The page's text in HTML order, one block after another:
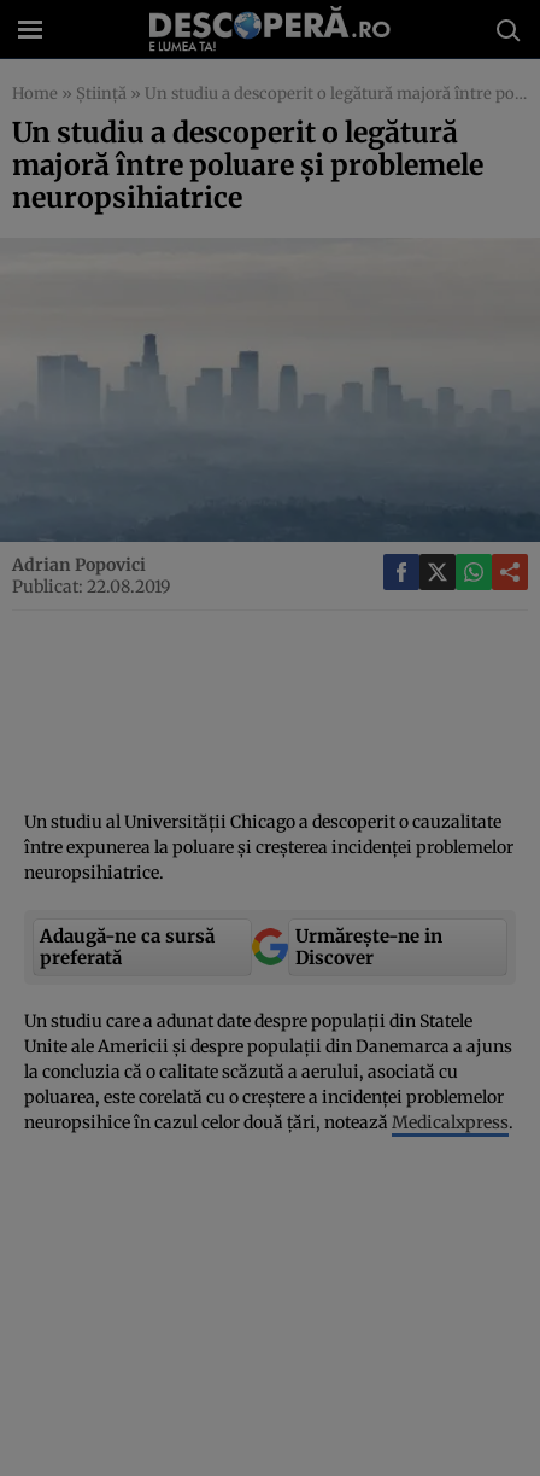
Home » Știință » Un studiu a descoperit o legătură majoră între poluare şi problemele neuropsihiatrice
Un studiu a descoperit o legătură
majoră între poluare şi problemele
neuropsihiatrice
Adrian Popovici
Publicat: 22.08.2019
Un studiu al Universităţii Chicago a descoperit o cauzalitate
între expunerea la poluare şi creşterea incidenţei problemelor
neuropsihiatrice.
Adaugă-ne ca sursă
preferată
Urmărește-ne in
Discover
Un studiu care a adunat date despre populaţii din Statele
Unite ale Americii şi despre populaţii din Danemarca a ajuns
la concluzia că o calitate scăzută a aerului, asociată cu
poluarea, este corelată cu o creştere a incidenţei problemelor
neuropsihice în cazul celor două ţări, notează Medicalxpress.